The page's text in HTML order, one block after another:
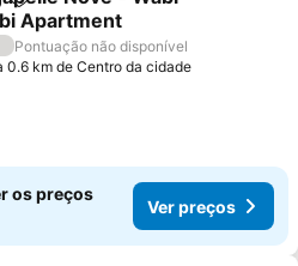
Adicionar aos favoritos
Apartment
preços
Pontuação não disponível
0.6 km de Centro da cidade
os preços
Ver preços